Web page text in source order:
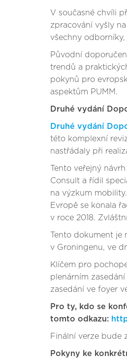
V současné chvíli
zpracování vyšly
všechny odborníky,
Původní
trendů a
pokynů pro
aspektům PUMM.
Druhé vydání
Druhé vydání
této komplexní
nastřádaly při
Tento veřejný
Consult a řídil
na výzkum
Evropě se konala
v roce 2018.
Tento dokument
v Groningenu, ve
Klíčem pro
plenárním
zasedání ve foyer
Pro ty, kdo se
tomto odkazu:
Finální verze bude
Pokyny ke